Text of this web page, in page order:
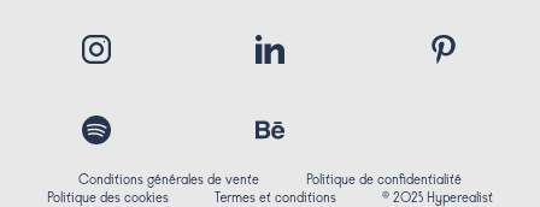
Conditions générales de vente
Politique de confidentialité
Politique des cookies
Termes et conditions © 2025 Hyperealist